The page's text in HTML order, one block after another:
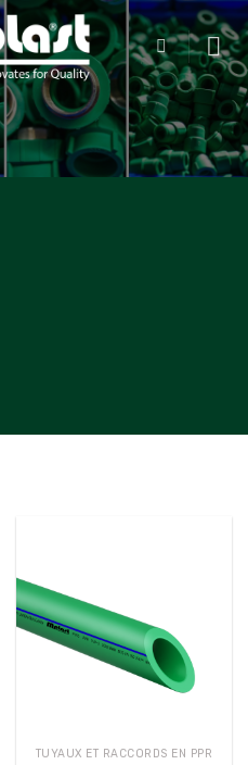
TUYAUX ET RACCORDS EN PPR